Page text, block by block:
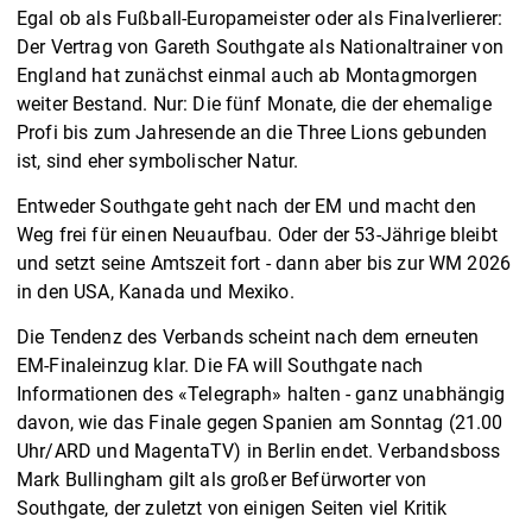
Egal ob als Fußball-Europameister oder als Finalverlierer:
Der Vertrag von Gareth Southgate als Nationaltrainer von
England hat zunächst einmal auch ab Montagmorgen
weiter Bestand. Nur: Die fünf Monate, die der ehemalige
Profi bis zum Jahresende an die Three Lions gebunden
ist, sind eher symbolischer Natur.
Entweder Southgate geht nach der EM und macht den
Weg frei für einen Neuaufbau. Oder der 53-Jährige bleibt
und setzt seine Amtszeit fort - dann aber bis zur WM 2026
in den USA, Kanada und Mexiko.
Die Tendenz des Verbands scheint nach dem erneuten
EM-Finaleinzug klar. Die FA will Southgate nach
Informationen des «Telegraph» halten - ganz unabhängig
davon, wie das Finale gegen Spanien am Sonntag (21.00
Uhr/ARD und MagentaTV) in Berlin endet. Verbandsboss
Mark Bullingham gilt als großer Befürworter von
Southgate, der zuletzt von einigen Seiten viel Kritik